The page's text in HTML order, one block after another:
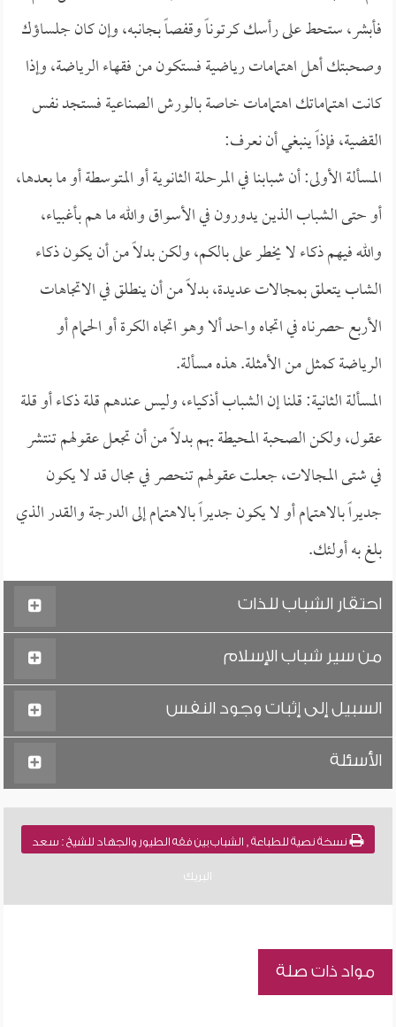
فأبشر، ستحط على رأسك كرتوناً وقفصاً بجانبه، وإن كان جلساؤك
وصحبتك أهل اهتمامات رياضية فستكون من فقهاء الرياضة، وإذا
كانت اهتماماتك اهتمامات خاصة بالورش الصناعية فستجد نفس
القضية، فإذاً ينبغي أن نعرف:
المسألة الأولى: أن شبابنا في المرحلة الثانوية أو المتوسطة أو ما بعدها،
أو حتى الشباب الذين يدورون في الأسواق والله ما هم بأغبياء،
والله فيهم ذكاء لا يخطر على بالكم، ولكن بدلاً من أن يكون ذكاء
الشاب يتعلق بمجالات عديدة، بدلاً من أن ينطلق في الاتجاهات
الأربع حصرناه في اتجاه واحد ألا وهو اتجاه الكرة أو الحمام أو
الرياضة كمثل من الأمثلة. هذه مسألة.
المسألة الثانية: قلنا إن الشباب أذكياء، وليس عندهم قلة ذكاء أو قلة
عقول، ولكن الصحبة المحيطة بهم بدلاً من أن تجعل عقولهم تنتشر
في شتى المجالات، جعلت عقولهم تنحصر في مجال قد لا يكون
جديراً بالاهتمام أو لا يكون جديراً بالاهتمام إلى الدرجة والقدر الذي
بلغ به أولئك.
احتقار الشباب للذات
من سير شباب الإسلام
السبيل إلى إثبات وجود النفس
الأسئلة
نسخة نصية للطباعة , الشباب بين فقه الطيور والجهاد للشيخ : سعد
البريك
مواد ذات صلة